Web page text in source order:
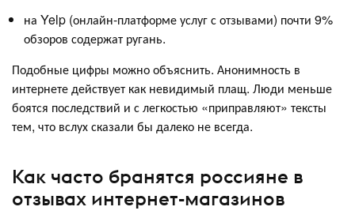
на Yelp (онлайн-платформе услуг с отзывами) почти 9%
обзоров содержат ругань.
Подобные цифры можно объяснить. Анонимность в
интернете действует как невидимый плащ. Люди меньше
боятся последствий и с легкостью «приправляют» тексты
тем, что вслух сказали бы далеко не всегда.
Как часто бранятся россияне в
отзывах интернет-магазинов